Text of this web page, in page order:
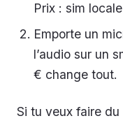
Prix : sim
Emporte un
l’audio sur un
€ change tout.
Si tu veux faire